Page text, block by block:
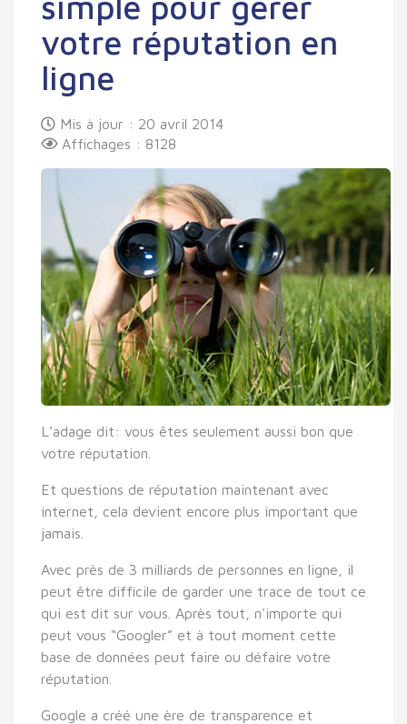
votre réputation en
ligne
Mis à jour : 20 avril 2014
Affichages : 8128
L’adage dit: vous êtes seulement aussi bon que
votre réputation.
Et questions de réputation maintenant avec
internet, cela devient encore plus important que
jamais.
Avec près de 3 milliards de personnes en ligne, il
peut être difficile de garder une trace de tout ce
qui est dit sur vous. Après tout, n'importe qui
peut vous “Googler” et à tout moment cette
base de données peut faire ou défaire votre
réputation.
Google a créé une ère de transparence et